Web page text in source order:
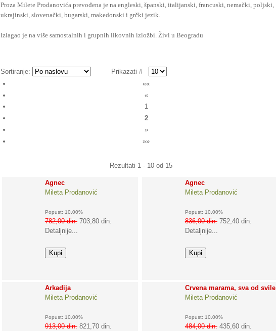
Proza Milete Prodanovića prevođena je na engleski, španski, italijanski, francuski, nemački, poljski,
ukrajinski, slovenački, bugarski, makedonski i grčki jezik.
Izlagao je na više samostalnih i grupnih likovnih izložbi. Živi u Beogradu
Sortiranje:
Prikazati #
««
«
1
2
»
»»
Rezultati 1 - 10 od 15
Agnec
Mileta Prodanović
Popust: 10.00%
782,00 din. 703,80 din.
Detaljnije...
Agnec
Mileta Prodanović
Popust: 10.00%
836,00 din. 752,40 din.
Detaljnije...
Arkadija
Mileta Prodanović
Popust: 10.00%
913,00 din. 821,70 din.
Crvena marama, sva od svile
Mileta Prodanović
Popust: 10.00%
484,00 din. 435,60 din.